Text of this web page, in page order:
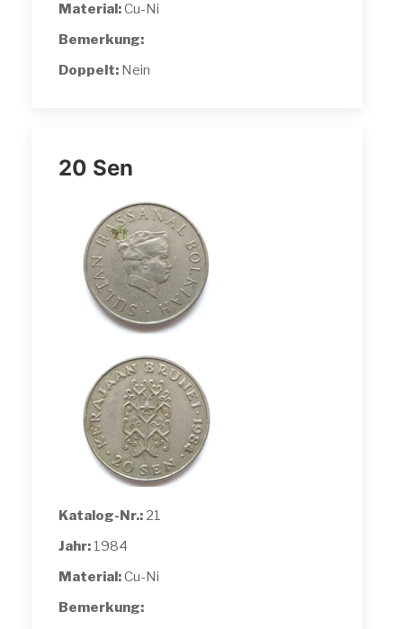
Material:Cu-Ni
Bemerkung:
Doppelt: Nein
20 Sen
Katalog-Nr.: 21
Jahr: 1984
Material:Cu-Ni
Bemerkung: